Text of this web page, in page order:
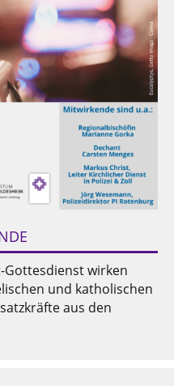
Gottesdienst wirken
und katholischen
aus den